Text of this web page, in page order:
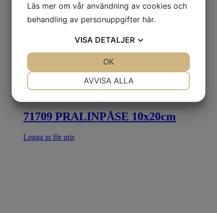
71709 PRALINPÅSE 10x20cm
Logga in för pris
Läs mer om vår användning av cookies och
behandling av personuppgifter här.
VISA DETALJER
AVVISA ALLA
OK